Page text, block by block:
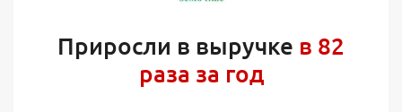
Приросли в выручке в 82
раза за год